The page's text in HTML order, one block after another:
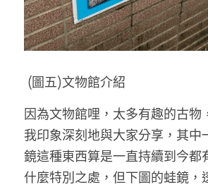
(圖五)文物館介紹
因為文物館哩，太多有趣的古物
我印象深刻地與大家分享，其中
鏡這種東西算是一直持續到今都
什麼特別之處，但下圖的蛙鏡，